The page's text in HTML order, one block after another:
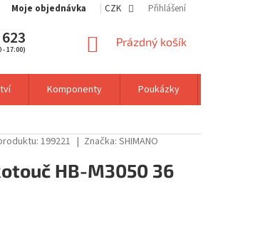
Moje objednávka CZK Přihlášení
- 17:00)
NÁKUPNÍ
Prázdný košík
Komponenty Poukázky
199221 Značka:SHIMANO
HB-M3050 36